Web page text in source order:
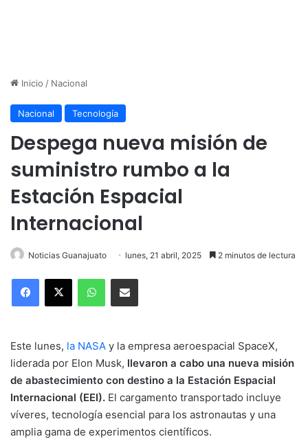
Inicio / Nacional
Nacional Tecnología
Despega nueva misión de
suministro rumbo a la
Estación Espacial
Internacional
Noticias Guanajuato lunes, 21 abril, 2025 2 minutos de lectura
Este lunes, la NASA y la empresa aeroespacial SpaceX,
liderada por Elon Musk, llevaron a cabo una nueva misión
de abastecimiento con destino a la Estación Espacial
Internacional (EEI). El cargamento transportado incluye
víveres, tecnología esencial para los astronautas y una
amplia gama de experimentos científicos.